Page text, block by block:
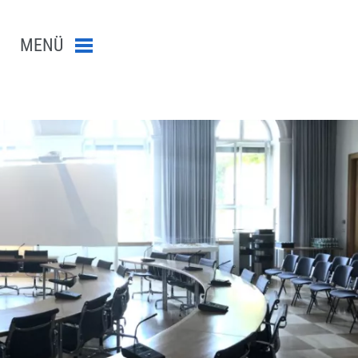
abschicken
MENÜ Menü schließen